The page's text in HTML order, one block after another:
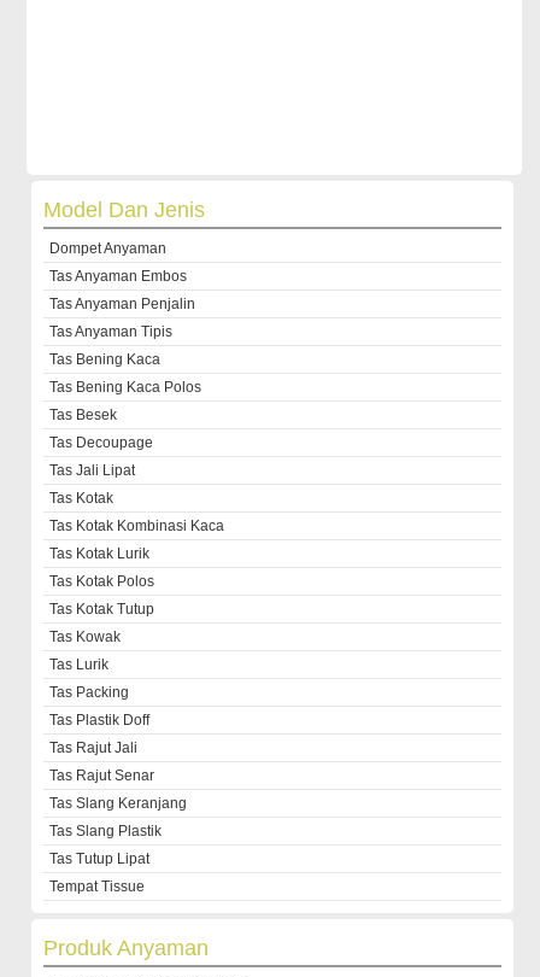
Model Dan Jenis
Dompet Anyaman
Tas Anyaman Embos
Tas Anyaman Penjalin
Tas Anyaman Tipis
Tas Bening Kaca
Tas Bening Kaca Polos
Tas Besek
Tas Decoupage
Tas Jali Lipat
Tas Kotak
Tas Kotak Kombinasi Kaca
Tas Kotak Lurik
Tas Kotak Polos
Tas Kotak Tutup
Tas Kowak
Tas Lurik
Tas Packing
Tas Plastik Doff
Tas Rajut Jali
Tas Rajut Senar
Tas Slang Keranjang
Tas Slang Plastik
Tas Tutup Lipat
Tempat Tissue
Produk Anyaman